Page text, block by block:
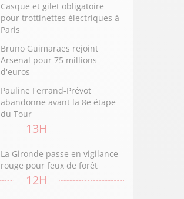
Casque et gilet obligatoire
pour trottinettes électriques à
Paris
Bruno Guimaraes rejoint
Arsenal pour 75 millions
d'euros
Pauline Ferrand-Prévot
abandonne avant la 8e étape
du Tour
13H
La Gironde passe en vigilance
rouge pour feux de forêt
12H